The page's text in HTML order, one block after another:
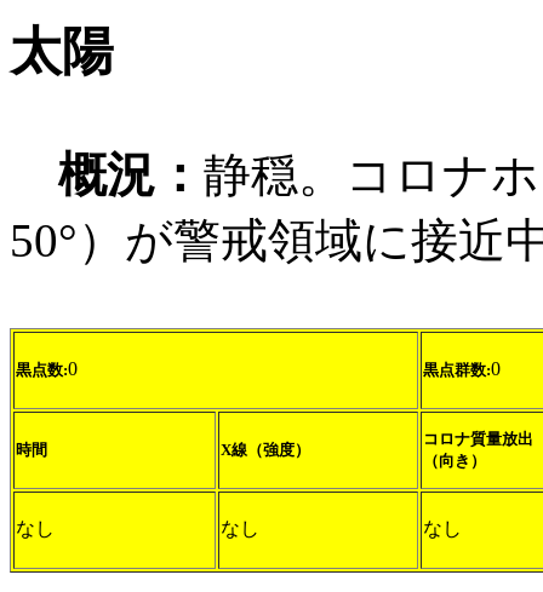
太陽
概況： 静穏。コロナ
50°）が警戒領域に接近
黒点数:0 黒点群数:0
時間 X線（強度）
コロナ質量放出
（向き）
なし なし なし